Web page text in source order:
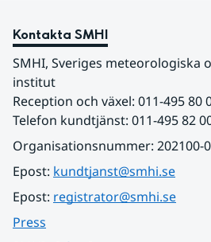
Kontakta SMHI
SMHI, Sveriges meteorologiska
institut
Reception och växel: 011-495 80
Telefon kundtjänst: 011-495 82
Organisationsnummer: 202100-
Epost: kundtjanst@smhi.se
Epost: registrator@smhi.se
Press